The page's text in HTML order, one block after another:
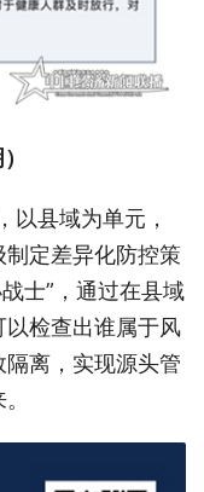
以县域为单元，
定差异化防控策
士”，通过在县域
检查出谁属于风
离，实现源头管